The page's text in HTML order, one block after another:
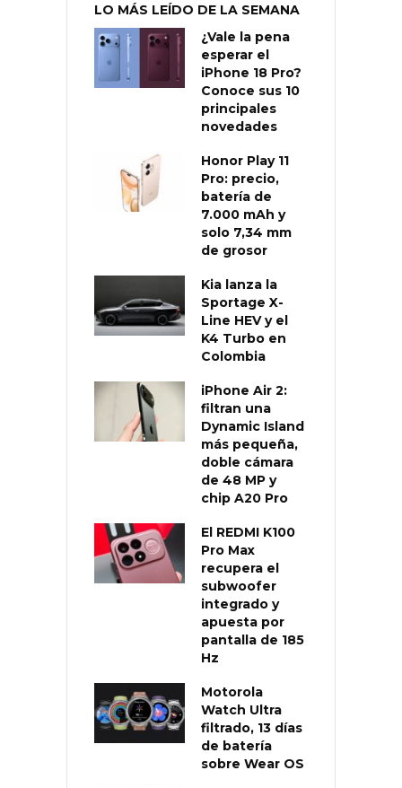
LO MÁS LEÍDO DE LA SEMANA
¿Vale la pena
esperar el
iPhone 18 Pro?
Conoce sus 10
principales
novedades
Honor Play 11
Pro: precio,
batería de
7.000 mAh y
solo 7,34 mm
de grosor
Kia lanza la
Sportage X-
Line HEV y el
K4 Turbo en
Colombia
iPhone Air 2:
filtran una
Dynamic Island
más pequeña,
doble cámara
de 48 MP y
chip A20 Pro
El REDMI K100
Pro Max
recupera el
subwoofer
integrado y
apuesta por
pantalla de 185
Hz
Motorola
Watch Ultra
filtrado, 13 días
de batería
sobre Wear OS